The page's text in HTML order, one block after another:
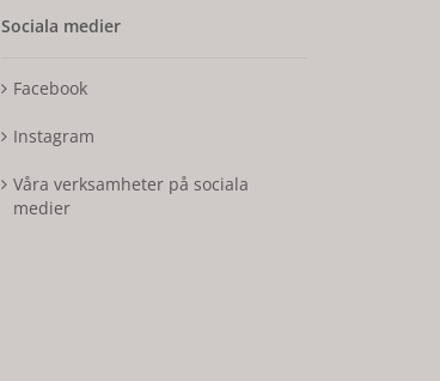
Sociala medier
Facebook
Instagram
Våra verksamheter på sociala
medier